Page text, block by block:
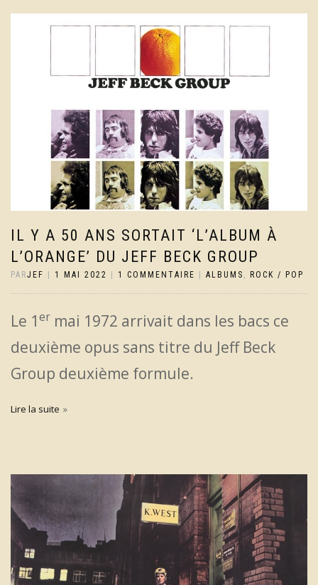
IL Y A 50 ANS SORTAIT ‘L’ALBUM À
L’ORANGE’ DU JEFF BECK GROUP
PARJEF 1 MAI 2022 1 COMMENTAIRE ALBUMS , ROCK / POP
Le 1er mai 1972 arrivait dans les bacs ce
deuxième opus sans titre du Jeff Beck
Group deuxième formule.
Lire la suite